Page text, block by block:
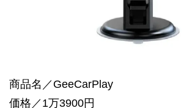
商品名／GeeCarPlay
価格／1万3900円